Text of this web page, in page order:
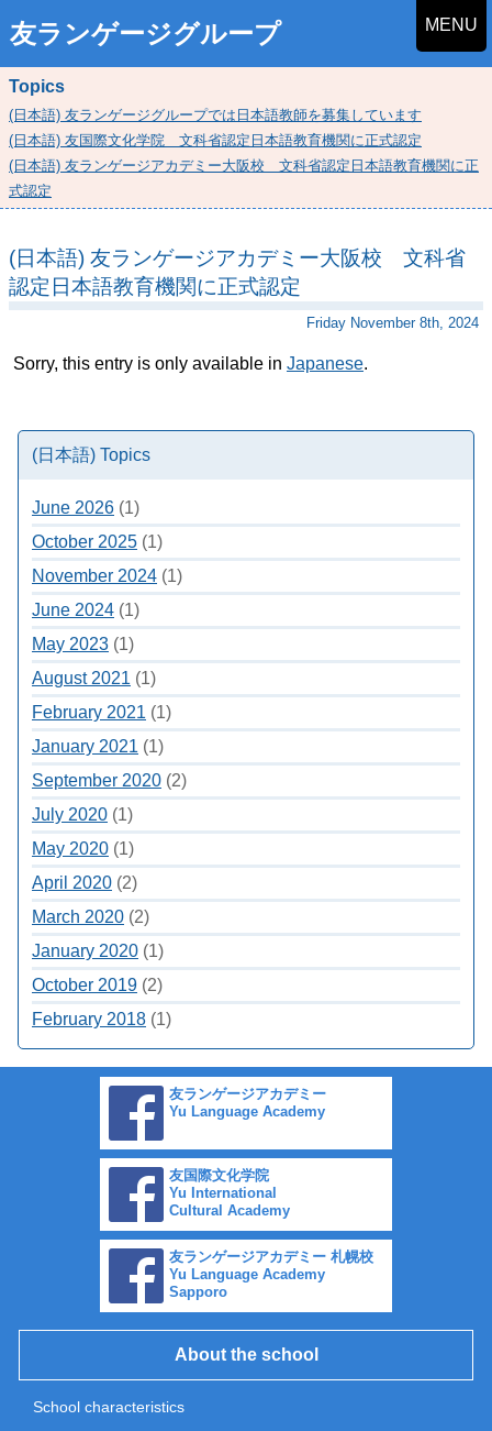
友ランゲージグループ MENU
Topics
(日本語) 友ランゲージグループでは日本語教師を募集しています
(日本語) 友国際文化学院 文科省認定日本語教育機関に正式認定
(日本語) 友ランゲージアカデミー大阪校 文科省認定日本語教育機関に正
式認定
(日本語) 友ランゲージアカデミー大阪校 文科省
認定日本語教育機関に正式認定
Friday November 8th, 2024
Sorry, this entry is only available in Japanese.
(日本語) Topics
June 2026 (1)
October 2025 (1)
November 2024 (1)
June 2024 (1)
May 2023 (1)
August 2021 (1)
February 2021 (1)
January 2021 (1)
September 2020 (2)
July 2020 (1)
May 2020 (1)
April 2020 (2)
March 2020 (2)
January 2020 (1)
October 2019 (2)
February 2018 (1)
友ランゲージアカデミー
Yu Language Academy
友国際文化学院
Yu International
Cultural Academy
友ランゲージアカデミー 札幌校
Yu Language Academy
Sapporo
About the school
School characteristics